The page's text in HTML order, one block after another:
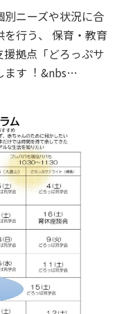
ニーズや状況に合
行う、 保育・教育
拠点「どろっぷサ
ます︕ &nbs…